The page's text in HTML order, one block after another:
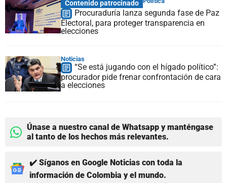
Contenido patrocinado
Procuraduría lanza segunda fase de Paz
Electoral, para proteger transparencia en
elecciones
Noticias
“Se está jugando con el hígado político”:
procurador pide frenar confrontación de cara
a elecciones
Únase a nuestro canal de Whatsapp y manténgase
al tanto de los hechos más relevantes.
✔️ Síganos en Google Noticias con toda la
información de Colombia y el mundo.